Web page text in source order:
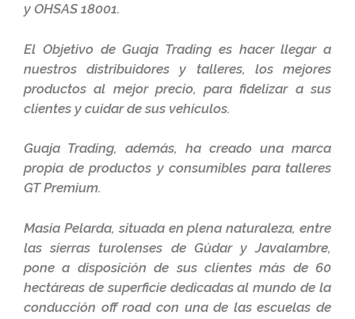
y OHSAS 18001.
El Objetivo de Guaja Trading es hacer llegar a
nuestros distribuidores y talleres, los mejores
productos al mejor precio, para fidelizar a sus
clientes y cuidar de sus vehículos.
Guaja Trading, además, ha creado una marca
propia de productos y consumibles para talleres
GT Premium.
Masía Pelarda, situada en plena naturaleza, entre
las sierras turolenses de Gúdar y Javalambre,
pone a disposición de sus clientes más de 60
hectáreas de superficie dedicadas al mundo de la
conducción off road con una de las escuelas de